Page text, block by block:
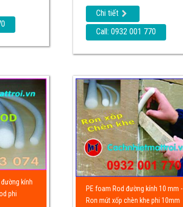
Chi tiết
Call: 0932 001 770
kính
phi
PE foam Rod đường kính 10 mm -
Ron mút xốp chèn khe phi 10mm